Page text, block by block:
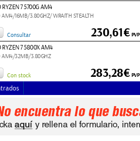
7 5700G AM4
16MB/3.80GHZ/ WRAITH STEALTH
Consultar 230,61€PVP
RYZEN 7 5800X AM4
AM4/32MB/3.80GHZ
Con stock 283,28€PVP